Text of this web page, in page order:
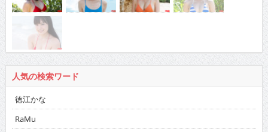
人気の検索ワード
徳江かな
RaMu